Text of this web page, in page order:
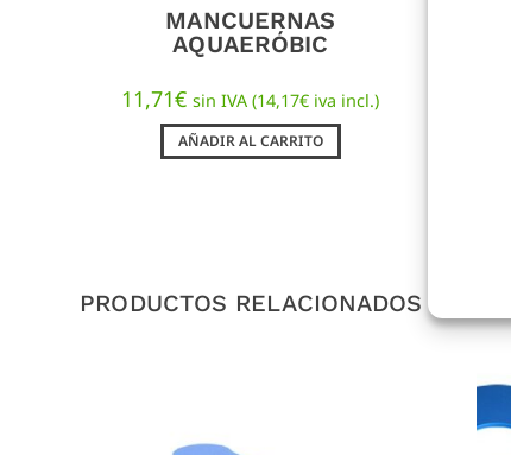
MANCUERNAS
AQUAERÓBIC
11,71€ sin IVA (14,17€ iva incl.)
AÑADIR AL CARRITO
PRODUCTOS RELACIONADOS